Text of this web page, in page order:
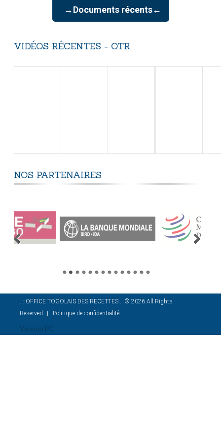
→Documents récents←
VIDÉOS RÉCENTES - OTR
NOS PARTENAIRES
..::OFFICE TOGOLAIS DES RECETTES:.. © 2026 All Rights
Reserved
Politique de confidentialité
Version PC